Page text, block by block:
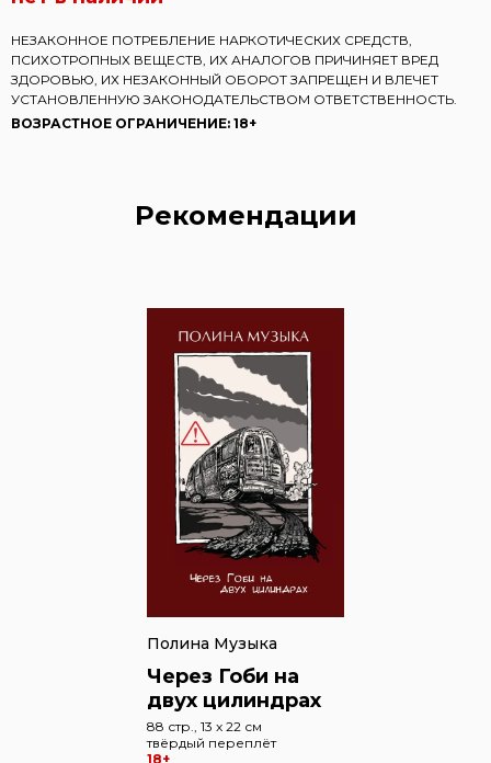
НЕЗАКОННОЕ ПОТРЕБЛЕНИЕ НАРКОТИЧЕСКИХ СРЕДСТВ,
ПСИХОТРОПНЫХ ВЕЩЕСТВ, ИХ АНАЛОГОВ ПРИЧИНЯЕТ ВРЕД
ЗДОРОВЬЮ, ИХ НЕЗАКОННЫЙ ОБОРОТ ЗАПРЕЩЕН И ВЛЕЧЕТ
УСТАНОВЛЕННУЮ ЗАКОНОДАТЕЛЬСТВОМ ОТВЕТСТВЕННОСТЬ.
ВОЗРАСТНОЕ ОГРАНИЧЕНИЕ: 18+
Рекомендации
Полина Музыка
Через Гоби на
двух цилиндрах
88 стр., 13 x 22 см
твёрдый переплёт
18+